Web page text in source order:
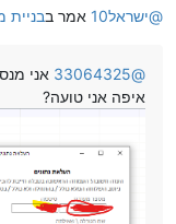
@ישראל10 אמר בבניית
@
33064325 אני
איפה אני טועה?